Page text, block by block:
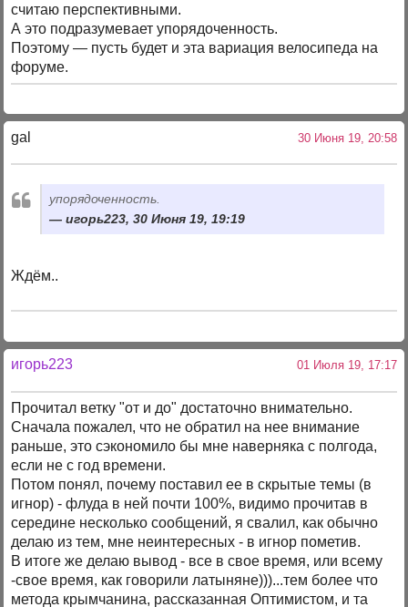
считаю перспективными.
А это подразумевает упорядоченность.
Поэтому — пусть будет и эта вариация велосипеда на
форуме.
gal 30 Июня 19, 20:58
упорядоченность.
игорь223, 30 Июня 19, 19:19
Ждём..
игорь223 01 Июля 19, 17:17
Прочитал ветку "от и до" достаточно внимательно.
Сначала пожалел, что не обратил на нее внимание
раньше, это сэкономило бы мне наверняка с полгода,
если не с год времени.
Потом понял, почему поставил ее в скрытые темы (в
игнор) - флуда в ней почти 100%, видимо прочитав в
середине несколько сообщений, я свалил, как обычно
делаю из тем, мне неинтересных - в игнор пометив.
В итоге же делаю вывод - все в свое время, или всему
-свое время, как говорили латыняне)))...тем более что
метода крымчанина, рассказанная Оптимистом, и та